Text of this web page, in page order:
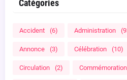
Catégories
Accident (6) Administration
Annonce (3) Célébration (10)
Circulation (2) Commémoration